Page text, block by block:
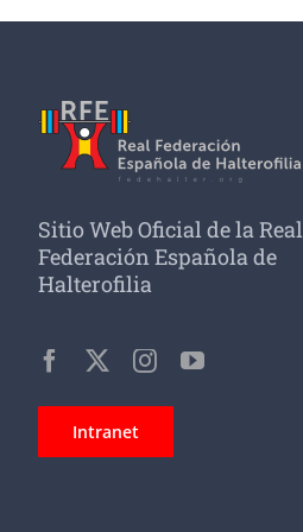
Sitio Web Oficial de la Real
Federación Española de
Halterofilia
Intranet